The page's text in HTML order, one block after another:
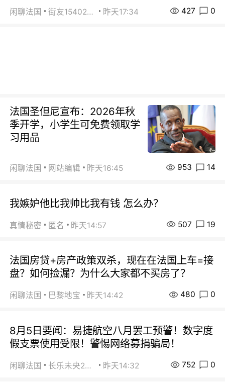
闲聊法国 街友15402223 昨天17:34 427 0
法国圣但尼宣布：2026年秋
季开学，小学生可免费领取学
习用品
闲聊法国 网站编辑 昨天16:45 953 14
我嫉妒他比我帅比我有钱 怎么办？
真情秘密 匿名 昨天14:57 507 19
法国房贷+房产政策双杀，现在在法国上车=接
盘？如何捡漏？为什么大家都不买房了？
闲聊法国 巴黎地宝 昨天14:42 480 0
8月5日要闻：易捷航空八月罢工预警！数字度
假支票使用受限！警惕网络募捐骗局！
闲聊法国 长乐未央2015 昨天14:32 752 0